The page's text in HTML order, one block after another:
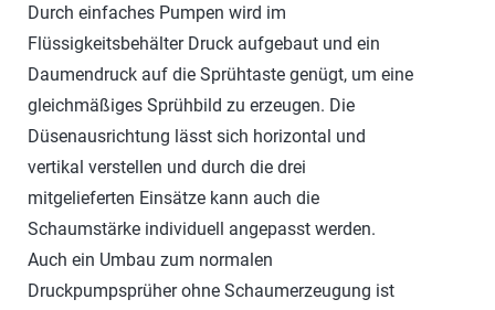
Durch einfaches Pumpen wird im
Flüssigkeitsbehälter Druck aufgebaut und ein
Daumendruck auf die Sprühtaste genügt, um eine
gleichmäßiges Sprühbild zu erzeugen. Die
Düsenausrichtung lässt sich horizontal und
vertikal verstellen und durch die drei
mitgelieferten Einsätze kann auch die
Schaumstärke individuell angepasst werden.
Auch ein Umbau zum normalen
Druckpumpsprüher ohne Schaumerzeugung ist